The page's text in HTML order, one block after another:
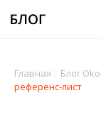
Главная Блог
референс-лист